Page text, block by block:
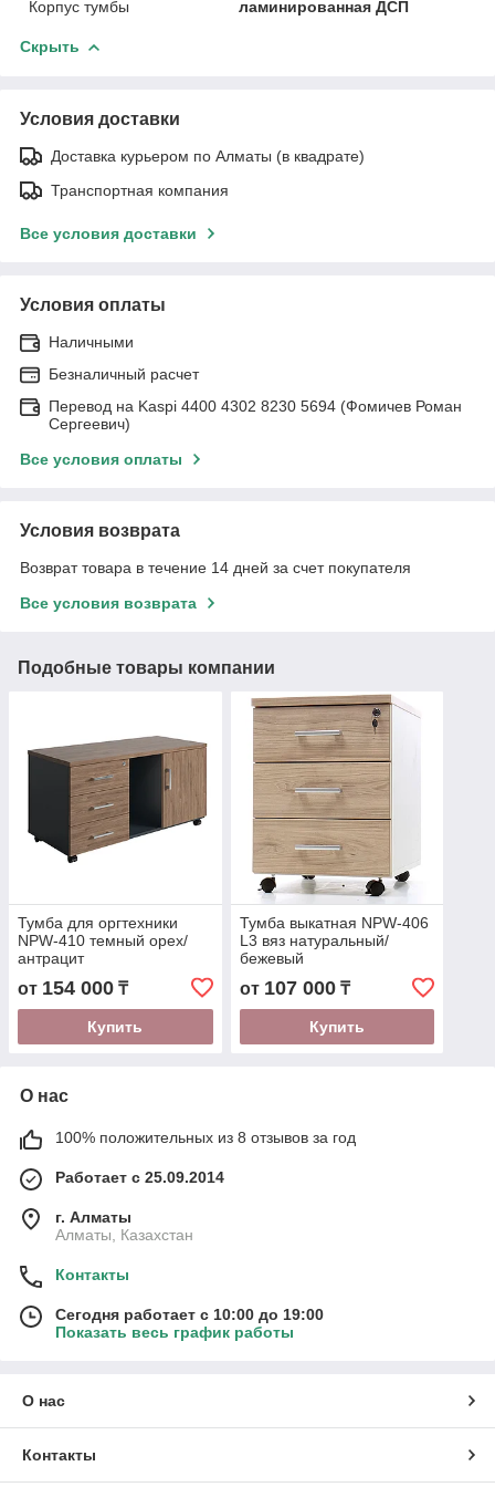
Корпус тумбы ламинированная ДСП
Скрыть
Условия доставки
Доставка курьером по Алматы (в квадрате)
Транспортная компания
Все условия доставки
Условия оплаты
Наличными
Безналичный расчет
Перевод на Kaspi 4400 4302 8230 5694 (Фомичев Роман
Сергеевич)
Все условия оплаты
Условия возврата
Возврат товара в течение 14 дней за счет покупателя
Все условия возврата
Подобные товары компании
Тумба для оргтехники
NPW-410 темный орех/
антрацит
от 154 000 ₸
Купить
Тумба выкатная NPW-406
L3 вяз натуральный/
бежевый
от 107 000₸
Купить
О нас
100% положительных из 8 отзывов за год
Работает с 25.09.2014
г. Алматы
Алматы, Казахстан
Контакты
Сегодня работает с 10:00 до 19:00
Показать весь график работы
О нас
Контакты